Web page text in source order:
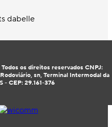
os direitos reservados CNPJ:
sn, Terminal Intermodal da
- CEP: 29.161-376